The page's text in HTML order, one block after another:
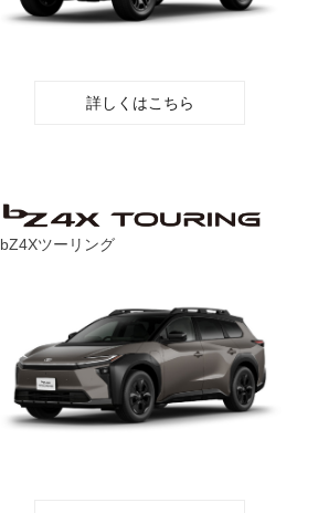
詳しくはこちら
bZ4Xツーリング